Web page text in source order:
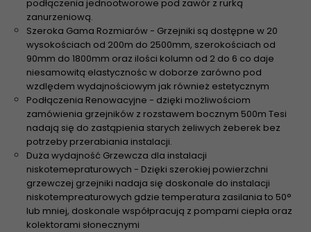
podłączenia jednootworowe pod zawór z rurką
zanurzeniową.
Szeroka Gama Rozmiarów - Grzejniki są dostępne w 20
wysokościach od 200m do 2500mm, szerokościach od
90mm do 1800mm oraz ilości kolumn od 2 do 6 co daje
niesamowitą elastycznośc w doborze zarówno pod
wzdlędem wydajnościowym jak również estetycznym
Podłączenia Renowacyjne - dzięki możliwościom
zamówienia grzejników z rozstawem bocznym 500m Tesi
nadają się do zastąpienia starych żeliwych żeberek bez
potrzeby przerabiania instalacji.
Duża wydajność Grzewcza dla instalacji
niskotemepraturowych - Dzięki szerokiej powierzchni
grzewczej grzejniki nadaja się doskonale do instalacji
niskotempreaturowych gdzie temperatura zasilania to 50°
lub mniej, doskonale współpracują z pompami ciepła oraz
kolektorami słonecznymi